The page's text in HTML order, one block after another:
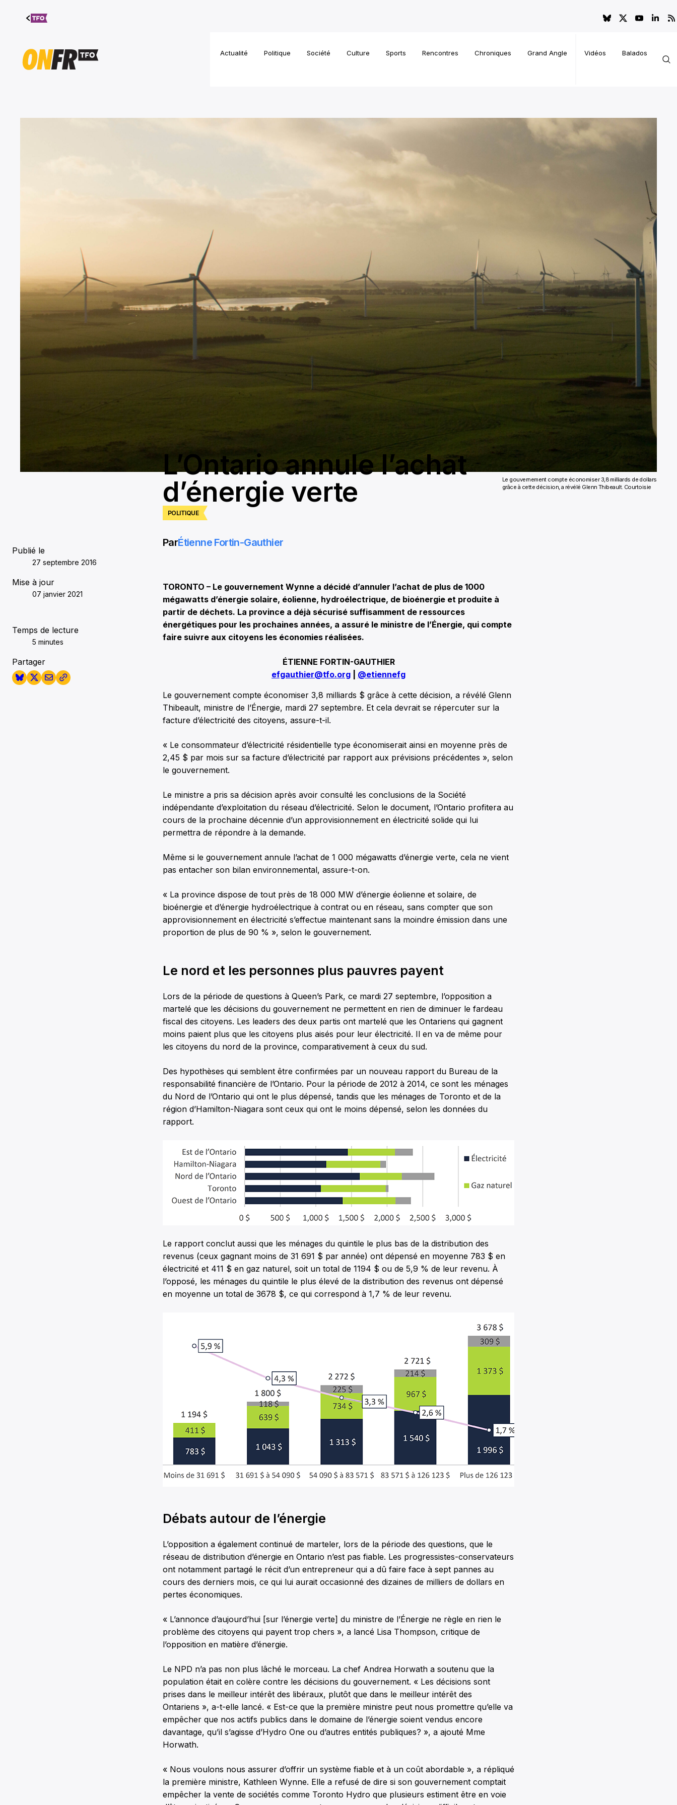
Aller au
contenu
Actualité Politique Société Culture Sports Rencontres Chroniques Grand Angle Vidéos Balados
Le gouvernement compte économiser 3,8 milliards de dollars
grâce à cette décision, a révélé Glenn Thibeault. Courtoisie
POLITIQUE
L’Ontario annule l’achat
d’énergie verte
Publié le
27 septembre 2016
Mise à jour
07 janvier 2021
Temps de lecture
5 minutes
Partager
ParÉtienne Fortin-Gauthier
TORONTO – Le gouvernement Wynne a décidé d’annuler l’achat de plus de 1000
mégawatts d’énergie solaire, éolienne, hydroélectrique, de bioénergie et produite à
partir de déchets. La province a déjà sécurisé suffisamment de ressources
énergétiques pour les prochaines années, a assuré le ministre de l’Énergie, qui compte
faire suivre aux citoyens les économies réalisées.
ÉTIENNE FORTIN-GAUTHIER
efgauthier@tfo.org
@etiennefg
Le gouvernement compte économiser 3,8 milliards $ grâce à cette décision, a révélé Glenn
Thibeault, ministre de l’Énergie, mardi 27 septembre. Et cela devrait se répercuter sur la
facture d’électricité des citoyens, assure-t-il.
« Le consommateur d’électricité résidentielle type économiserait ainsi en moyenne près de
2,45 $ par mois sur sa facture d’électricité par rapport aux prévisions précédentes », selon
le gouvernement.
Le ministre a pris sa décision après avoir consulté les conclusions de la Société
indépendante d’exploitation du réseau d’électricité. Selon le document, l’Ontario profitera au
cours de la prochaine décennie d’un approvisionnement en électricité solide qui lui
permettra de répondre à la demande.
Même si le gouvernement annule l’achat de 1 000 mégawatts d’énergie verte, cela ne vient
pas entacher son bilan environnemental, assure-t-on.
« La province dispose de tout près de 18 000 MW d’énergie éolienne et solaire, de
bioénergie et d’énergie hydroélectrique à contrat ou en réseau, sans compter que son
approvisionnement en électricité s’effectue maintenant sans la moindre émission dans une
proportion de plus de 90 % », selon le gouvernement.
Le nord et les personnes plus pauvres payent
Lors de la période de questions à Queen’s Park, ce mardi 27 septembre, l’opposition a
martelé que les décisions du gouvernement ne permettent en rien de diminuer le fardeau
fiscal des citoyens. Les leaders des deux partis ont martelé que les Ontariens qui gagnent
moins paient plus que les citoyens plus aisés pour leur électricité. Il en va de même pour
les citoyens du nord de la province, comparativement à ceux du sud.
Des hypothèses qui semblent être confirmées par un nouveau rapport du Bureau de la
responsabilité financière de l’Ontario. Pour la période de 2012 à 2014, ce sont les ménages
du Nord de l’Ontario qui ont le plus dépensé, tandis que les ménages de Toronto et de la
région d’Hamilton-Niagara sont ceux qui ont le moins dépensé, selon les données du
rapport.
Le rapport conclut aussi que les ménages du quintile le plus bas de la distribution des
revenus (ceux gagnant moins de 31 691 $ par année) ont dépensé en moyenne 783 $ en
électricité et 411 $ en gaz naturel, soit un total de 1194 $ ou de 5,9 % de leur revenu. À
l’opposé, les ménages du quintile le plus élevé de la distribution des revenus ont dépensé
en moyenne un total de 3678 $, ce qui correspond à 1,7 % de leur revenu.
Débats autour de l’énergie
L’opposition a également continué de marteler, lors de la période des questions, que le
réseau de distribution d’énergie en Ontario n’est pas fiable. Les progressistes-conservateurs
ont notamment partagé le récit d’un entrepreneur qui a dû faire face à sept pannes au
cours des derniers mois, ce qui lui aurait occasionné des dizaines de milliers de dollars en
pertes économiques.
« L’annonce d’aujourd’hui [sur l’énergie verte] du ministre de l’Énergie ne règle en rien le
problème des citoyens qui payent trop chers », a lancé Lisa Thompson, critique de
l’opposition en matière d’énergie.
Le NPD n’a pas non plus lâché le morceau. La chef Andrea Horwath a soutenu que la
population était en colère contre les décisions du gouvernement. « Les décisions sont
prises dans le meilleur intérêt des libéraux, plutôt que dans le meilleur intérêt des
Ontariens », a-t-elle lancé. « Est-ce que la première ministre peut nous promettre qu’elle va
empêcher que nos actifs publics dans le domaine de l’énergie soient vendus encore
davantage, qu’il s’agisse d’Hydro One ou d’autres entités publiques? », a ajouté Mme
Horwath.
« Nous voulons nous assurer d’offrir un système fiable et à un coût abordable », a répliqué
la première ministre, Kathleen Wynne. Elle a refusé de dire si son gouvernement comptait
empêcher la vente de sociétés comme Toronto Hydro que plusieurs estiment être en voie